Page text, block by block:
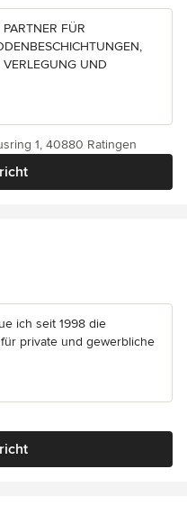
FÜR
VERLEGUNG UND
1, 40880 Ratingen
5 Sternen
ich seit 1998 die
private und gewerbliche